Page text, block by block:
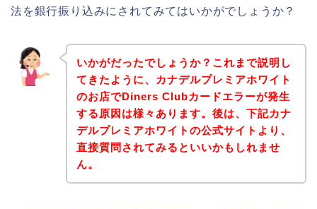
法を銀行振り込みにされてみてはいかがでしょうか？
いかがだったでしょうか？これまで説明し
てきたように、カナデルプレミアホワイト
のお店でDiners Clubカードエラーが発生
する原因は様々あります。後は、下記カナ
デルプレミアホワイトの公式サイトより、
直接質問されてみるといいかもしれませ
ん。